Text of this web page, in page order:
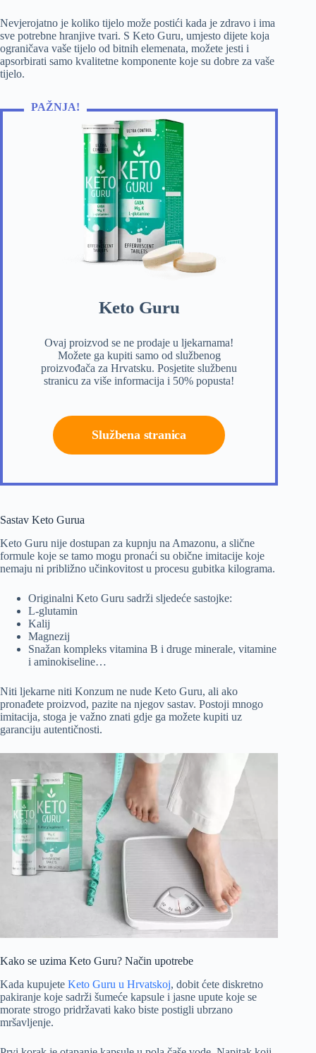
Nevjerojatno je koliko tijelo može postići kada je zdravo i ima
sve potrebne hranjive tvari. S Keto Guru, umjesto dijete koja
ograničava vaše tijelo od bitnih elemenata, možete jesti i
apsorbirati samo kvalitetne komponente koje su dobre za vaše
tijelo.
PAŽNJA!
Keto Guru
Ovaj proizvod se ne prodaje u ljekarnama!
Možete ga kupiti samo od službenog
proizvođača za Hrvatsku. Posjetite službenu
stranicu za više informacija i 50% popusta!
Službena stranica
Sastav Keto Gurua
Keto Guru nije dostupan za kupnju na Amazonu, a slične
formule koje se tamo mogu pronaći su obične imitacije koje
nemaju ni približno učinkovitost u procesu gubitka kilograma.
Originalni Keto Guru sadrži sljedeće sastojke:
L-glutamin
Kalij
Magnezij
Snažan kompleks vitamina B i druge minerale, vitamine
i aminokiseline…
Niti ljekarne niti Konzum ne nude Keto Guru, ali ako
pronađete proizvod, pazite na njegov sastav. Postoji mnogo
imitacija, stoga je važno znati gdje ga možete kupiti uz
garanciju autentičnosti.
Kako se uzima Keto Guru? Način upotrebe
Kada kupujete Keto Guru u Hrvatskoj, dobit ćete diskretno
pakiranje koje sadrži šumeće kapsule i jasne upute koje se
morate strogo pridržavati kako biste postigli ubrzano
mršavljenje.